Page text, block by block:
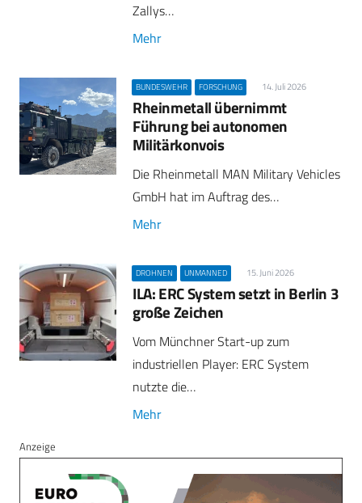
Zallys…
Mehr
BUNDESWEHR FORSCHUNG 14. Juli 2026
Rheinmetall übernimmt
Führung bei autonomen
Militärkonvois
Die Rheinmetall MAN Military Vehicles
GmbH hat im Auftrag des…
Mehr
DROHNEN UNMANNED 15. Juni 2026
ILA: ERC System setzt in Berlin 3
große Zeichen
Vom Münchner Start-up zum
industriellen Player: ERC System
nutzte die…
Mehr
Anzeige